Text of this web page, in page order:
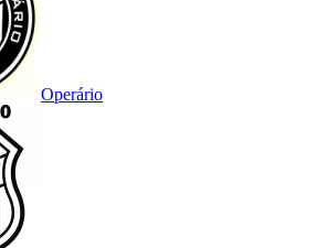
Operário